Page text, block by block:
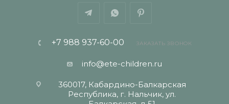
+7 988 937-60-00 ЗАКАЗАТЬ ЗВОНОК
info@ete-children.ru
360017, Кабардино-Балкарская
Республика, г. Нальчик, ул.